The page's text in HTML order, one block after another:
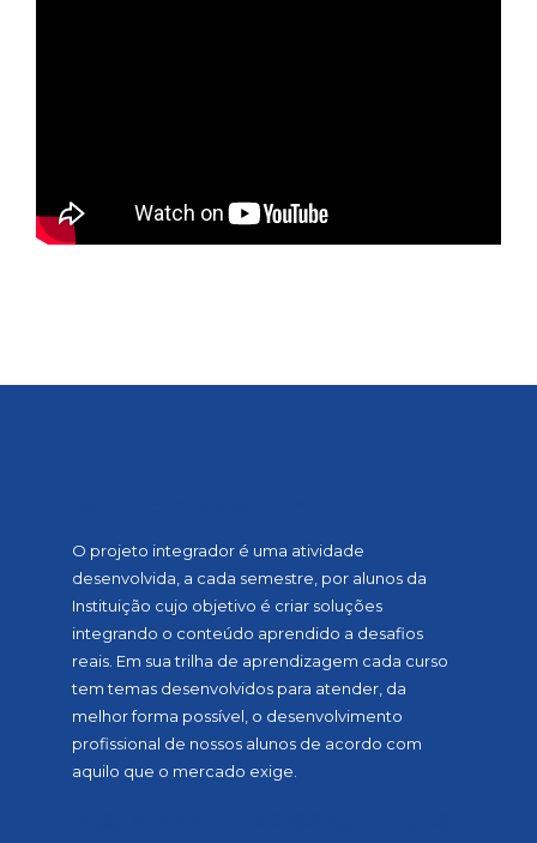
O projeto integrador é uma atividade
desenvolvida, a cada semestre, por alunos da
Instituição cujo objetivo é criar soluções
integrando o conteúdo aprendido a desafios
reais. Em sua trilha de aprendizagem cada curso
tem temas desenvolvidos para atender, da
melhor forma possível, o desenvolvimento
profissional de nossos alunos de acordo com
aquilo que o mercado exige.